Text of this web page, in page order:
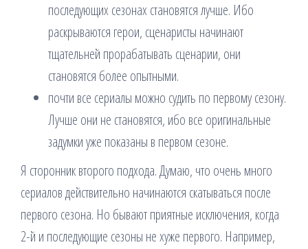
последующих сезонах становятся лучше. Ибо
раскрываются герои, сценаристы начинают
тщательней прорабатывать сценарии, они
становятся более опытными.
почти все сериалы можно судить по первому сезону.
Лучше они не становятся, ибо все оригинальные
задумки уже показаны в первом сезоне.
Я сторонник второго подхода. Думаю, что очень много
сериалов действительно начинаются скатываться после
первого сезона. Но бывают приятные исключения, когда
2-й и последующие сезоны не хуже первого. Например,